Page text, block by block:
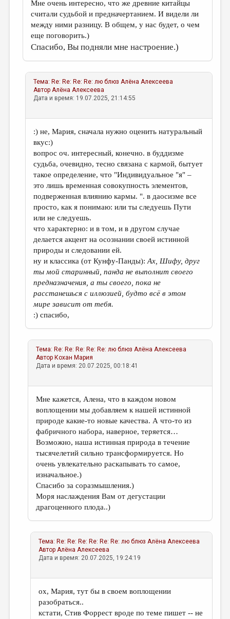
Мне очень интересно, что же древние китайцы
считали судьбой и предначертанием. И видели ли
между ними разницу. В общем, у нас будет, о чем
еще поговорить.)
Спасибо, Вы подняли мне настроение.)
Тема: Re: Re: Re: Re: лю блюз Алёна Алексеева
АвторАлёна Алексеева
Дата и время: 19.07.2025, 21:14:55
:) не, Мария, сначала нужно оценить натуральный
вкус:)
вопрос оч. интересный, конечно. в буддизме
судьба, очевидно, тесно связана с кармой, бытует
такое определение, что "Индивидуальное "я" –
это лишь временная совокупность элементов,
подверженная влиянию кармы. ". в даосизме все
просто, как я понимаю: или ты следуешь Пути
или не следуешь.
что характерно: и в том, и в другом случае
делается акцент на осознании своей истинной
природы и следовании ей.
ну и классика (от Кунфу-Панды):Ах, Шифу, друг
ты мой старинный, панда не выполнит своего
предназначения, а ты своего, пока не
расстанешься с иллюзией, будто всё в этом
мире зависит от тебя.
:) спасибо,
Тема: Re: Re: Re: Re: Re: лю блюз Алёна Алексеева
Автор Кохан Мария
Дата и время: 20.07.2025, 00:18:41
Мне кажется, Алена, что в каждом новом
воплощении мы добавляем к нашей истинной
природе какие-то новые качества. А что-то из
фабричного набора, наверное, теряется…
Возможно, наша истинная природа в течение
тысячелетий сильно трансформируется. Но
очень увлекательно раскапывать то самое,
изначальное.)
Спасибо за соразмышления.)
Моря наслаждения Вам от дегустации
драгоценного плода..)
Тема: Re: Re: Re: Re: Re: Re: лю блюз Алёна Алексеева
АвторАлёна Алексеева
Дата и время: 20.07.2025, 19:24:19
ох, Мария, тут бы в своем воплощении
разобраться..
кстати, Стив Форрест вроде по теме пишет -- не